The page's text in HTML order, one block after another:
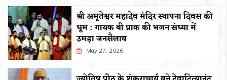
श्री अमृतेश्वर महादेव मंदिर स्थापना दिवस की
धूम : गायक बी प्राक की भजन संध्या में
उमड़ा जनसैलाब
May 27, 2026